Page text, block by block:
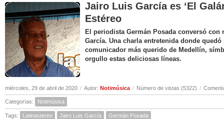
Jairo Luis García es ‘El
Estéreo
El periodista Germán Posada conversó
García. Una charla entretenida donde
comunicador más querido de Medellín,
orgullo estas deliciosas líneas.
miércoles, 29 de abril de 2020 / Autor: Notimúsica / Número de vistas (5322) /
Categorías: Notimúsica
Tags: Latinastereo Jairo Luis García Germán Posada